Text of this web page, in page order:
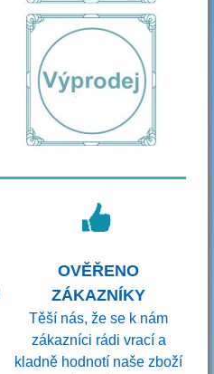
OVĚŘENO
ZÁKAZNÍKY
Těší nás, že se k nám
zákazníci rádi vrací a
kladně hodnotí naše zboží